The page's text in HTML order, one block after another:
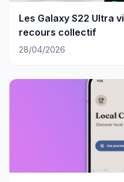
Les Galaxy S22 Ultra
recours collectif
28/04/2026